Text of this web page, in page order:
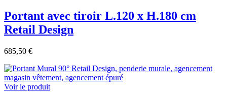
Portant avec tiroir L.120 x H.180 cm
Retail Design
685,50 €
Voir le produit